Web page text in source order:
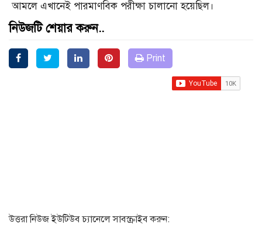
আমলে এখানেই পারমাণবিক পরীক্ষা চালানো হয়েছিল।
নিউজটি শেয়ার করুন..
Print
উত্তরা নিউজ ইউটিউব চ্যানেলে সাবস্ক্রাইব করুন: